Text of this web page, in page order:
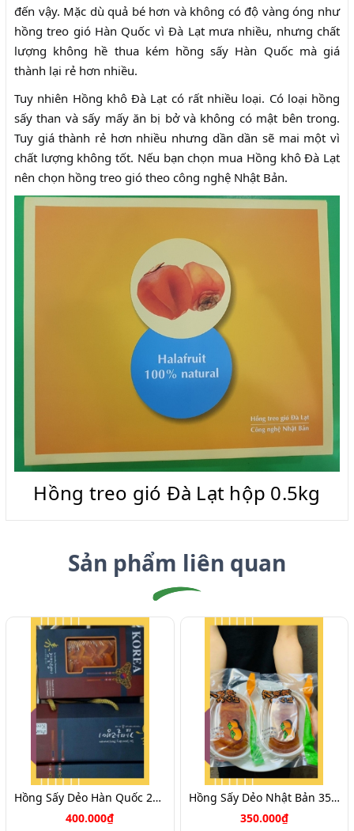
đến vậy. Mặc dù quả bé hơn và không có độ vàng óng như
hồng treo gió Hàn Quốc vì Đà Lạt mưa nhiều, nhưng chất
lượng không hề thua kém hồng sấy Hàn Quốc mà giá
thành lại rẻ hơn nhiều.
Tuy nhiên Hồng khô Đà Lạt có rất nhiều loại. Có loại hồng
sấy than và sấy mấy ăn bị bở và không có mật bên trong.
Tuy giá thành rẻ hơn nhiều nhưng dần dần sẽ mai một vì
chất lượng không tốt. Nếu bạn chọn mua Hồng khô Đà Lạt
nên chọn hồng treo gió theo công nghệ Nhật Bản.
Hồng treo gió Đà Lạt hộp 0.5kg
Sản phẩm liên quan
Hồng Sấy Dẻo Hàn Quốc 250g
400.000₫
Hồng Sấy Dẻo Nhật Bản 350k Hộp 180g HL3501
350.000₫